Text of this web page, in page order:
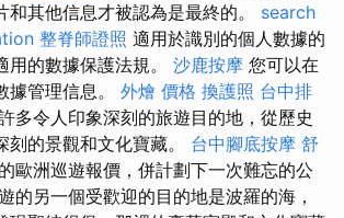
和其他信息才被認為是最終的。 search
整脊師證照 適用於識別的個人數據的
用的數據保護法規。 沙鹿按摩 您可以在
據管理信息。 外燴 價格 換護照 台中排
多令人印象深刻的旅遊目的地，從歷史
刻的景觀和文化寶藏。 台中腳底按摩 舒
歐洲巡遊報價，併計劃下一次難忘的公
的另一個受歡迎的目的地是波羅的海，